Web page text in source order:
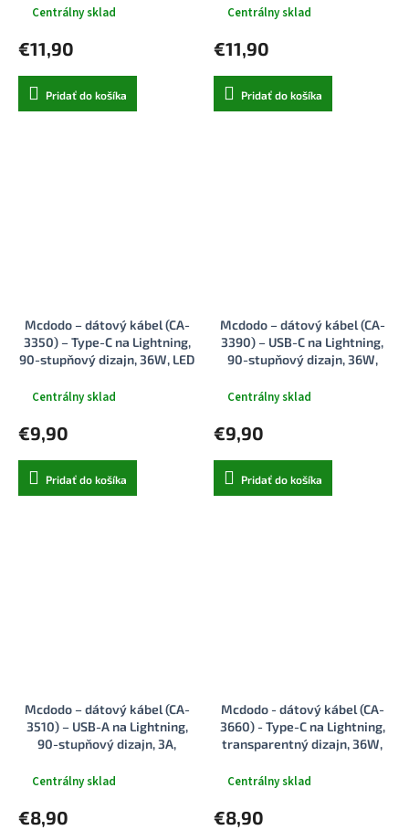
Centrálny sklad
€11,90
Pridať do košíka
Centrálny sklad
€11,90
Pridať do košíka
Mcdodo – dátový kábel (CA-
3350) – Type-C na Lightning,
90-stupňový dizajn, 36W, LED
Centrálny sklad
€9,90
Pridať do košíka
Mcdodo – dátový kábel (CA-
3390) – USB-C na Lightning,
90-stupňový dizajn, 36W,
čierny
Centrálny sklad
€9,90
Pridať do košíka
Mcdodo – dátový kábel (CA-
3510) – USB-A na Lightning,
90-stupňový dizajn, 3A,
čierny
Centrálny sklad
€8,90
Mcdodo - dátový kábel (CA-
3660) - Type-C na Lightning,
transparentný dizajn, 36W,
Centrálny sklad
€8,90